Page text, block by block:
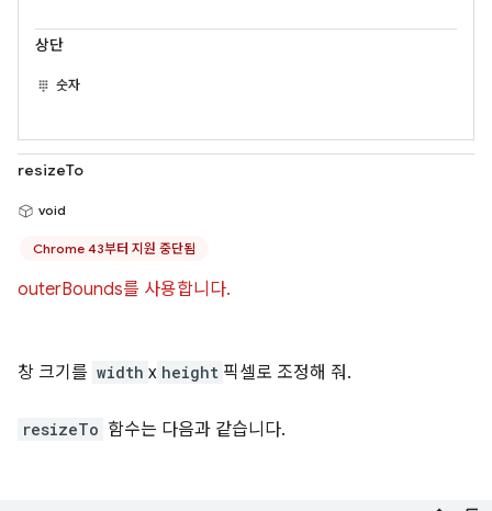
상단
숫자
resizeTo
void
Chrome 43부터 지원 중단됨
outerBounds를 사용합니다.
창 크기를 width x height 픽셀로 조정해 줘.
resizeTo 함수는 다음과 같습니다.